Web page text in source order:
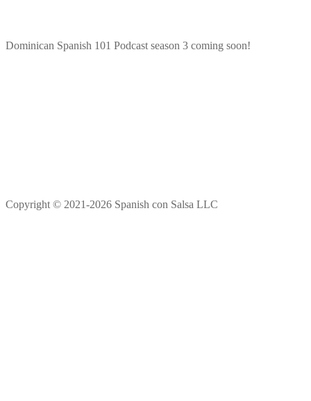
Dominican Spanish 101 Podcast season 3 coming soon!
Copyright © 2021-2026 Spanish con Salsa LLC